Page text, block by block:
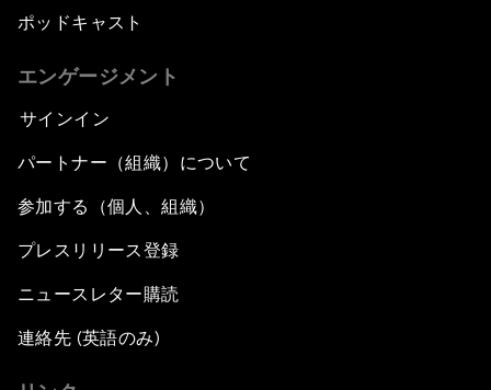
ポッドキャスト
エンゲージメント
サインイン
パートナー（組織）について
参加する（個人、組織）
プレスリリース登録
ニュースレター購読
連絡先 (英語のみ)